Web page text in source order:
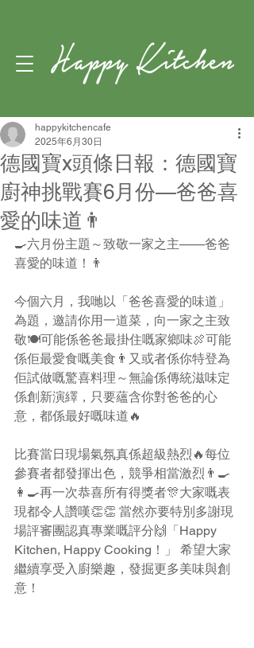
德國寶x頭條日報：德國寶
廚神挑戰賽6月份—爸爸喜
愛的味道👨
happykitchencafe
2025年6月30日
🍳六月份主題～致敬一家之主——爸爸
喜愛的味道！👨
今個六月，我哋以「爸爸喜愛的味道」
為題，邀請你用一道菜，向一家之主致
敬🍽️可能係爸爸最掛住嘅家鄉味🍖可能
係佢最愛食嘅美食👨又或者係你特登為
佢試做嘅驚喜料理～無論係傳統滋味定
係創新演繹，只要蘊含你對爸爸的心
意，都係最好嘅味道🔥
比賽當日現場氣氛真係超級熱烈🔥每位
參賽者都發揮出色，競爭相當激烈👨🍳
👩🍳再一次恭喜所有得獎者🎊大家嘅表
現都令人讚嘆👏👏 當然亦要特別多謝現
場評審團認真專業嘅評分🙌「Happy
Kitchen, Happy Cooking！」 希望大家
繼續享受入廚樂趣，發掘更多美味與創
意！